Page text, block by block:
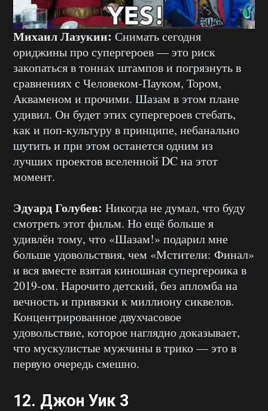
Михаил Лазукин: Снимать сегодня
ориджины про супергероев — это риск
закопаться в тоннах штампов и погрязнуть в
сравнениях с Человеком-Пауком, Тором,
Акваменом и прочими. Шазам в этом плане
удивил. Он будет этих супергероев стебать,
как и поп-культуру в принципе, небанально
шутить и при этом останется одним из
лучших проектов вселенной DC на этот
момент.
Эдуард Голубев: Никогда не думал, что буду
смотреть этот фильм. Но ещё больше я
удивлён тому, что «Шазам!» подарил мне
больше удовольствия, чем «Мстители: Финал»
и вся вместе взятая киношная супергероика в
2019-ом. Нарочито детский, без апломба на
вечность и привязки к миллиону сиквелов.
Концентрированное двухчасовое
удовольствие, которое наглядно доказывает,
что мускулистые мужчины в трико — это в
первую очередь смешно.
12. Джон Уик 3